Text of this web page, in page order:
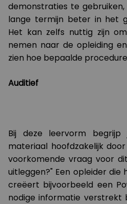
demonstraties te
lange termijn beter in het
Het kan zelfs nuttig zijn
nemen naar de opleiding
zien hoe bepaalde
Auditief
Bij deze leervorm
materiaal hoofdzakelijk
voorkomende vraag voor
uitleggen?" Een opleider
creëert bijvoorbeeld een
nodige informatie verstrekt